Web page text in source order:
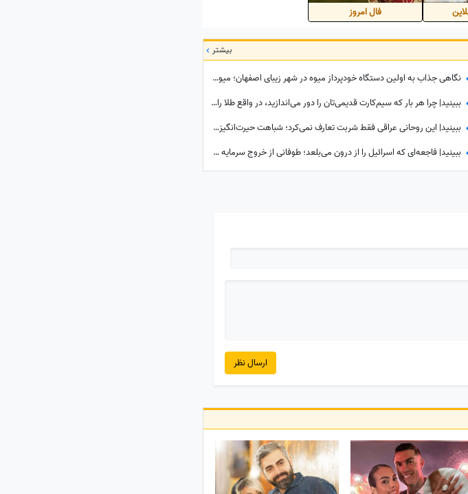
فال امروز
بیشتر
نگاهی جذاب به اولین دستگاه خودپرداز میوه در شهر زیبای اصفهان؛ میوه‌های بسته بندی شده و خوش‌رنگ فقط با یه کارت کشیدن به دستتون میرسه+ویدیو/ عجب تکنولوژی باحالی😍
ببینید| چرا هر بار که سیم‌کارت قدیمی‌تان را دور می‌اندازید، در واقع طلا را دور ریخته‌اید؟
ببینید| این روحانی عراقی فقط شربت تعارف نمی‌کرد؛ شباهت حیرت‌انگیزش به رهبر شهید انقلاب همه را در این موکب متوقف کرد
ببینید| فاجعه‌ای که اسرائیل را از درون می‌بلعد؛ طوفانی از خروج سرمایه و نخبگان که نتانیاهو را به خاک سیاه نشاند!
ارسال نظر